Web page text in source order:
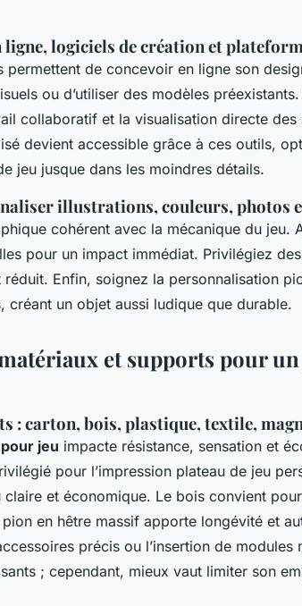
logiciels de création et
permettent de concevoir en ligne son
ou d’utiliser des modèles
collaboratif et la visualisation directe des
devient accessible grâce à ces outils,
jeu jusque dans les moindres détails.
illustrations, couleurs, photos
cohérent avec la mécanique du jeu.
pour un impact immédiat. Privilégiez
Enfin, soignez la personnalisation
créant un objet aussi ludique que durable.
et supports pour
: carton, bois, plastique, textile,
jeu impacte résistance, sensation et
pour l’impression plateau de jeu
et économique. Le bois convient
en hêtre massif apporte longévité et
précis ou l’insertion de modules
; cependant, mieux vaut limiter son